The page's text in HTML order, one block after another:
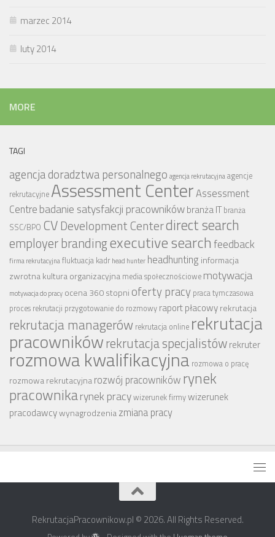
marzec 2014
luty 2014
MORE
TAGI
agencja doradztwa personalnego agencja rekrutacyjnaagencje
rekrutacyjne Assessment CenterAssessment
Centre badanie satysfakcji pracownikówbranża IT branża
SSC/BPO CV Development Centerdirect search
employer brandingexecutive searchfeedback
firma rekrutacyjnafluktuacja kadr head hunter headhunting informacja
zwrotnakultura organizacyjna media społecznościowe motywacja
motywacja do pracy ocena 360 stopni oferty pracy praca tymczasowa
proces rekrutacji przygotowanie do rozmowy raport płacowyrekrutacja
rekrutacja managerów rekrutacja online rekrutacja
pracownikówrekrutacja specjalistówrekruter
rozmowa kwalifikacyjna rozmowa o pracę
rozmowa rekrutacyjnarozwój pracowników rynek
pracownikarynek pracywizerunek firmywizerunek
pracodawcywynagrodzeniazmiana pracy
RekrutacjaPracownikow.pl © 2026. All Rights Reserved.